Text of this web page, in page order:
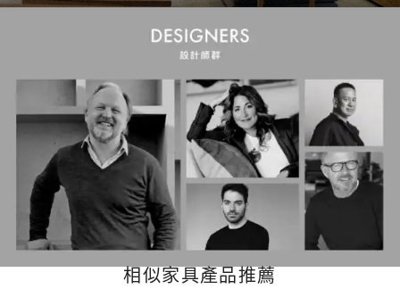
相似家具產品推薦